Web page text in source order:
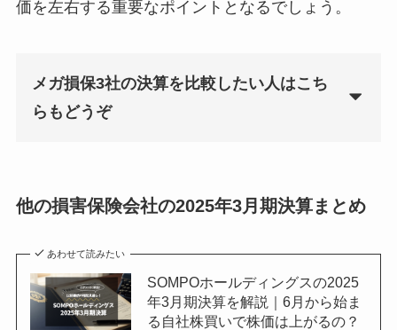
価を左右する重要なポイントとなるでしょう。
メガ損保3社の決算を比較したい人はこち
らもどうぞ
性、財務状況、株主還元、今
他の損害保険会社の2025年3月期決算まとめ
あわせて読みたい
SOMPOホールディングスの2025
年3月期決算を解説｜6月から始ま
る自社株買いで株価は上がるの？